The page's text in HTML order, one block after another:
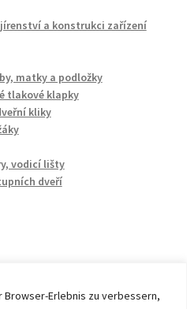
Browser-Erlebnis zu verbessern,
a konstrukci zařízení
matky a podložky
tlakové klapky
kliky
vodicí lišty
dveří